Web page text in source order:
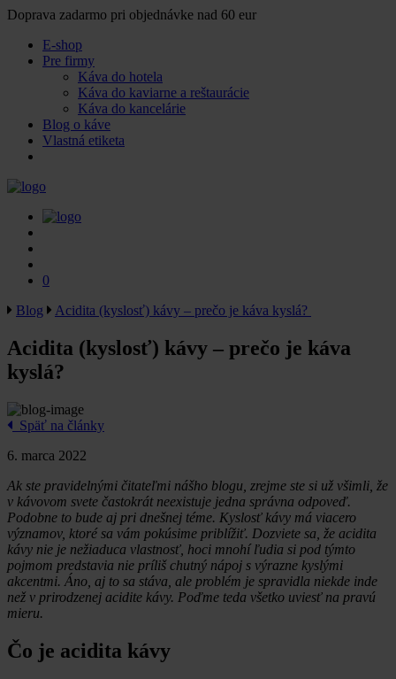
Doprava zadarmo pri objednávke nad 60 eur
E-shop
Pre firmy
Káva do hotela
Káva do kaviarne a reštaurácie
Káva do kancelárie
Blog o káve
Vlastná etiketa
0
Blog
Acidita (kyslosť) kávy – prečo je káva kyslá?
Acidita (kyslosť) kávy – prečo je káva
kyslá?
Späť na články
6. marca 2022
Ak ste pravidelnými čitateľmi nášho blogu, zrejme ste si už všimli, že
v kávovom svete častokrát neexistuje jedna správna odpoveď.
Podobne to bude aj pri dnešnej téme. Kyslosť kávy má viacero
významov, ktoré sa vám pokúsime priblížiť. Dozviete sa, že acidita
kávy nie je nežiaduca vlastnosť, hoci mnohí ľudia si pod týmto
pojmom predstavia nie príliš chutný nápoj s výrazne kyslými
akcentmi. Áno, aj to sa stáva, ale problém je spravidla niekde inde
než v prirodzenej acidite kávy. Poďme teda všetko uviesť na pravú
mieru.
Čo je acidita kávy